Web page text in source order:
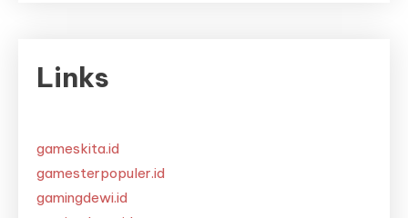
Links
gameskita.id
gamesterpopuler.id
gamingdewi.id